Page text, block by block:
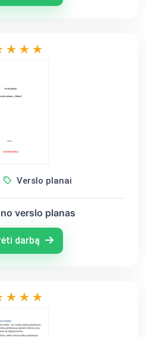
Verslo planai
verslo planas
darbą